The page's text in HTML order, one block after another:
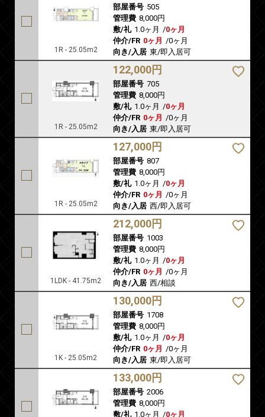
1R - 25.05m2
部屋番号 505
管理費 8,000円
敷/礼 1.0ヶ月 /0ヶ月
仲介/FR 0ヶ月 /0ヶ月
向き/入居 東/即入居可
1R - 25.05m2
122,000円
部屋番号 705
管理費 8,000円
敷/礼 1.0ヶ月 /0ヶ月
仲介/FR 0ヶ月 /0ヶ月
向き/入居 東/即入居可
1R - 25.05m2
127,000円
部屋番号 807
管理費 8,000円
敷/礼 1.0ヶ月 /0ヶ月
仲介/FR 0ヶ月 /0ヶ月
向き/入居 西/即入居可
1LDK - 41.75m2
212,000円
部屋番号 1003
管理費 8,000円
敷/礼 1.0ヶ月 /0ヶ月
仲介/FR 0ヶ月 /0ヶ月
向き/入居 西/相談
1K - 25.05m2
130,000円
部屋番号 1708
管理費 8,000円
敷/礼 1.0ヶ月 /0ヶ月
仲介/FR 0ヶ月 /0ヶ月
向き/入居 東/即入居可
133,000円
部屋番号 2006
管理費 8,000円
敷/礼 1.0ヶ月 /0ヶ月